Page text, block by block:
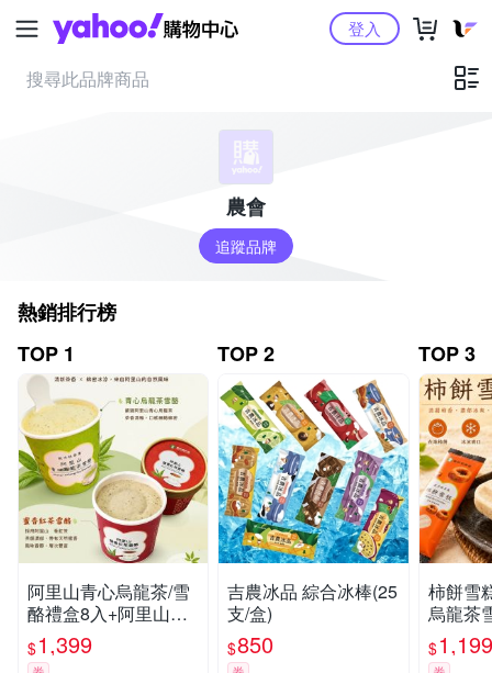
Yahoo購物中心登入
農會
追蹤品牌
熱銷排行榜
TOP 1
阿里山青心烏龍茶/雪
酪禮盒8入+阿里山蜜
香紅茶/雪酪禮盒8入 -
冰淇淋 茶雪酪
$1,399
TOP 2
吉農冰品 綜合冰棒(25
支/盒)
$850
TOP 3
柿餅雪
烏龍茶
香紅
盒)任選
$1,199